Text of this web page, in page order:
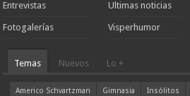
Entrevistas
Fotogalerías
Ultimas noticias
Visperhumor
Temas Nuevos Lo +
Americo Schvartzman Gimnasia Insólitos